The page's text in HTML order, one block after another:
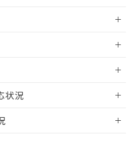
以上
よる影響
す。
イン/会員登録
状況
凡例
が混在することから備考
しておりました。
応品への在庫切替を完了
日より割愛しておりま